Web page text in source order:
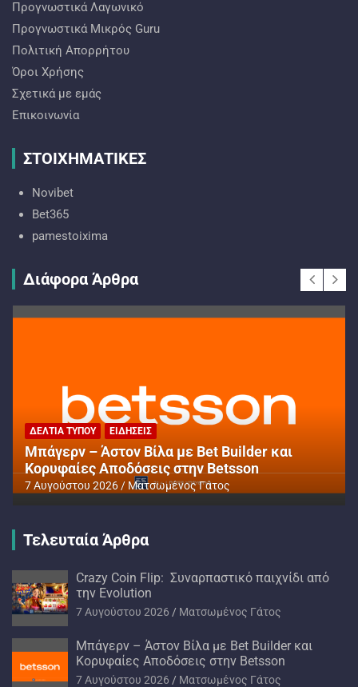
Προγνωστικά Λαγωνικό
Προγνωστικά Mικρός Guru
Πολιτική Απορρήτου
Όροι Χρήσης
Σχετικά με εμάς
Επικοινωνία
ΣΤΟΙΧΗΜΑΤΙΚΕΣ
Novibet
Bet365
pamestoixima
Διάφορα Άρθρα
ΔΕΛΤΊΑ ΤΎΠΟΥ ΕΙΔΉΣΕΙΣ
Μπάγερν – Άστον Βίλα με Bet Builder και
Κορυφαίες Αποδόσεις στην Betsson
7 Αυγούστου 2026 Ματσωμένος Γάτος
Τελευταία Άρθρα
Crazy Coin Flip: Συναρπαστικό παιχνίδι από
την Evolution
7 Αυγούστου 2026 Ματσωμένος Γάτος
Μπάγερν – Άστον Βίλα με Bet Builder και
Κορυφαίες Αποδόσεις στην Betsson
7 Αυγούστου 2026 Ματσωμένος Γάτος